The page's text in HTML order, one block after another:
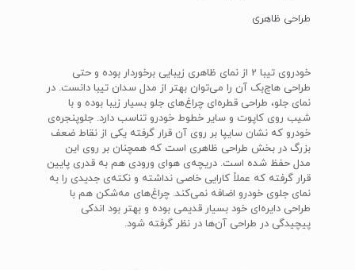
طراحی ظاهری
خودروی تیبا 2 از نمای ظاهری زیبایی برخوردار بوده و حتی
طراحی هاچ‌بک آن را می‌توان بهتر از مدل سدان تیبا دانست. در
نمای جلو، طراحی قطره‌ای چراغ‌های جلو بسیار زیبا بوده و با
شیب روی کاپوت و سایر خطوط خودرو تناسب دارد. جلوپنجره‌ی
خودرو که نشان سایپا بر روی آن قرار گرفته یکی از نقاط ضعف
بزرگ در بخش طراحی ظاهری است که همچنان بر روی این
مدل حفظ شده است. دریچه‌ی هوای ورودی هم به قدری پایین
قرار گرفته که عملاً کارایی خاصی نداشته و نکته‌ی جدیدی را به
نمای جلوی خودرو اضافه نمی‌کند. چراغ‌های مه‌شکن هم با
طراحی دایره‌ای خود بسیار قدیمی بوده و بهتر بود اندکی
پیچیدگی در طراحی آن‌ها در نظر گرفته شود.